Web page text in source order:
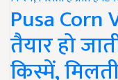
Pusa
तैयार हो
किस्में,